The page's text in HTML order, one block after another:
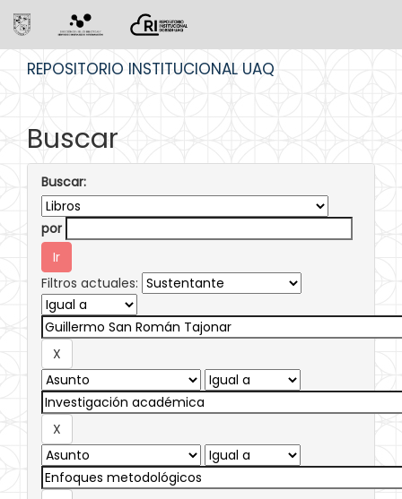
REPOSITORIO INSTITUCIONAL UAQ
Buscar
Buscar:
por
Filtros actuales: